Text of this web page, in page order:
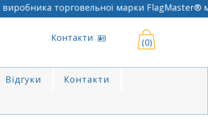
торговельної марки FlagMaster® м.
Контакти (0)
Відгуки
Контакти